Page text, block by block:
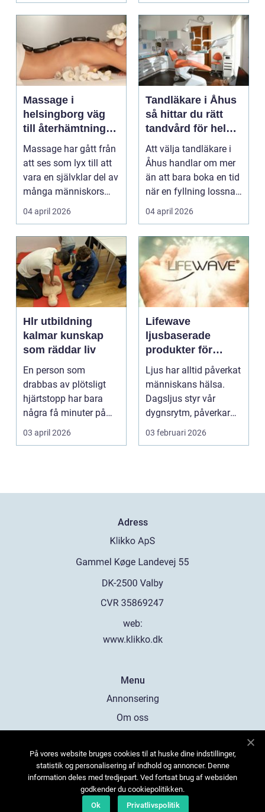
Massage i
helsingborg väg
till återhämtning
och hållbar hälsa
Massage har gått från
att ses som lyx till att
vara en självklar del av
många människors
friskvård. ...
04 april 2026
Tandläkare i Åhus
så hittar du rätt
tandvård för hela
familjen
Att välja tandläkare i
Åhus handlar om mer
än att bara boka en tid
när en fyllning lossnar
eller en ...
04 april 2026
Hlr utbildning
kalmar kunskap
som räddar liv
En person som
drabbas av plötsligt
hjärtstopp har bara
några få minuter på
sig. För varje minut
utan...
03 april 2026
Lifewave
ljusbaserade
produkter för
hälsa och
välbefinnande
Ljus har alltid påverkat
människans hälsa.
Dagsljus styr vår
dygnsrytm, påverkar
humör, sömn och ene...
03 februari 2026
Adress
web:
www.klikko.dk
Menu
Annonsering
Om oss
Kontakta oss
Sitemap
På vores website bruges cookies til at huske dine indstillinger,
statistik og personalisering af indhold og annoncer. Denne
information deles med tredjepart. Ved fortsat brug af websiden
godkender du cookiepolitikken.
Ok
Privatlivspolitik